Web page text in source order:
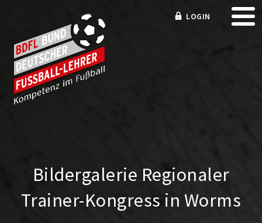
LOGIN
Bildergalerie Regionaler
Trainer-Kongress in Worms